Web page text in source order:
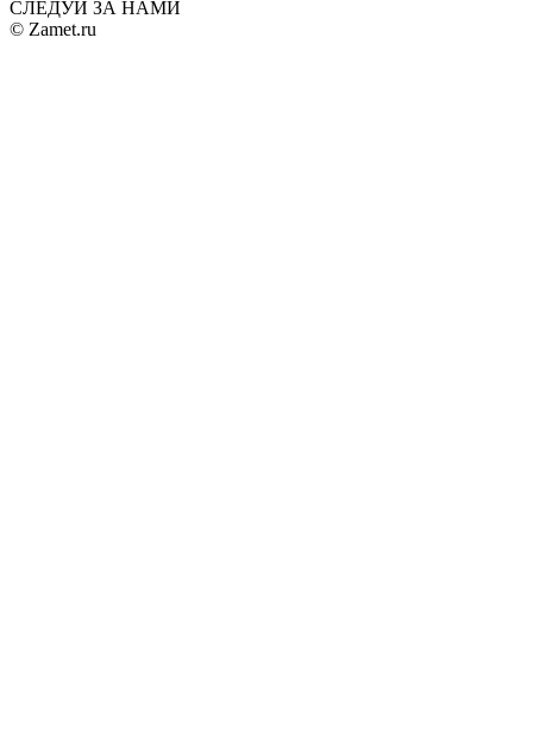
СЛЕДУЙ ЗА НАМИ
© Zamet.ru